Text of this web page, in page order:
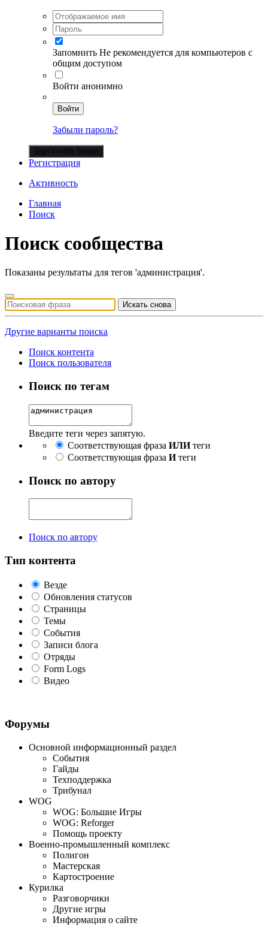
Запомнить Не рекомендуется для компьютеров с
общим доступом
Войти анонимно
Войти
Забыли пароль?
Sign in with Steam
Регистрация
Активность
Главная
Поиск
Поиск сообщества
Показаны результаты для тегов 'администрация'.
Искать снова
Другие варианты поиска
Поиск контента
Поиск пользователя
Поиск по тегам
Введите теги через запятую.
Соответствующая фраза ИЛИтеги
Соответствующая фраза Итеги
Поиск по автору
Поиск по автору
Тип контента
Везде
Обновления статусов
Страницы
Темы
События
Записи блога
Отряды
Form Logs
Видео
Форумы
Основной информационный раздел
События
Гайды
Техподдержка
Трибунал
WOG
WOG: Большие Игры
WOG: Reforger
Помощь проекту
Военно-промышленный комплекс
Полигон
Мастерская
Картостроение
Курилка
Разговорчики
Другие игры
Информация о сайте